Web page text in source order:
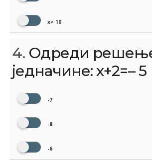
x> 10
4. Одреди
једначине: x+2=– 5
-7
-8
-6